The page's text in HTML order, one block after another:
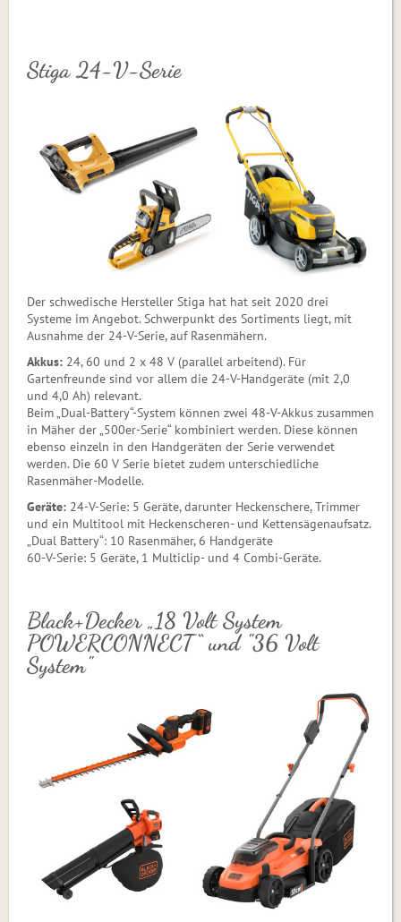
Stiga 24-V-Serie
Der schwedische Hersteller Stiga hat hat seit 2020 drei
Systeme im Angebot. Schwerpunkt des Sortiments liegt, mit
Ausnahme der 24-V-Serie, auf Rasenmähern.
Akkus: 24, 60 und 2 x 48 V (parallel arbeitend). Für
Gartenfreunde sind vor allem die 24-V-Handgeräte (mit 2,0
und 4,0 Ah) relevant.
Beim „Dual-Battery“-System können zwei 48-V-Akkus zusammen
in Mäher der „500er-Serie“ kombiniert werden. Diese können
ebenso einzeln in den Handgeräten der Serie verwendet
werden. Die 60 V Serie bietet zudem unterschiedliche
Rasenmäher-Modelle.
Geräte: 24-V-Serie: 5 Geräte, darunter Heckenschere, Trimmer
und ein Multitool mit Heckenscheren- und Kettensägenaufsatz.
„Dual Battery“: 10 Rasenmäher, 6 Handgeräte
60-V-Serie: 5 Geräte, 1 Multiclip- und 4 Combi-Geräte.
Black+Decker „18 Volt System
POWERCONNECT“ und "36 Volt
System"